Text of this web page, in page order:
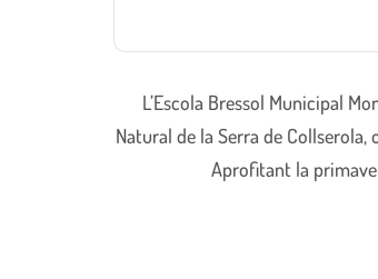
L’Escola Bressol Municipal
Natural de la Serra de
Aprofitant la